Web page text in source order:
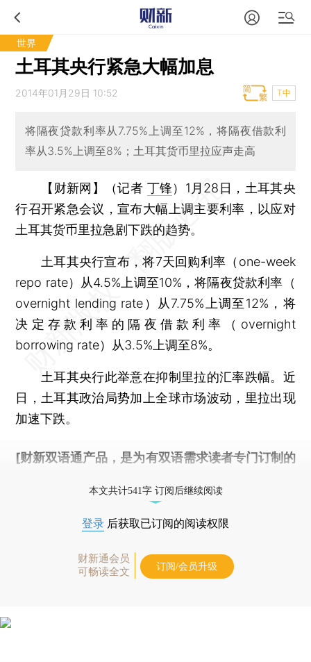
世界
土耳其央行紧急大幅加息
2014年01月29日 10:52 T中
将隔夜贷款利率从7.75%上调至12%，将隔夜借款利
率从3.5%上调至8%；土耳其货币里拉应声走高
【财新网】（记者 丁锋） 1月28日，土耳其央
行召开紧急会议，宣布大幅上调主要利率，以应对
土耳其货币里拉急剧下跌的趋势。
土耳其央行宣布，将7天回购利率（one-week
repo rate）从4.5%上调至10%，将隔夜贷款利率（
overnight lending rate）从7.75%上调至12%，将
决定存款利率的隔夜借款利率（overnight
borrowing rate）从3.5%上调至8%。
土耳其央行此举意在抑制里拉的汇率跌幅。近
日，土耳其政治局势加上全球市场波动，里拉出现
加速下跌。
[财新双语通产品，是为有双语需求读者专门订制的
本文共计541字 订阅后继续阅读
登录 后获取已订阅的阅读权限
财新通会员
可畅读全文
订阅/会员升级